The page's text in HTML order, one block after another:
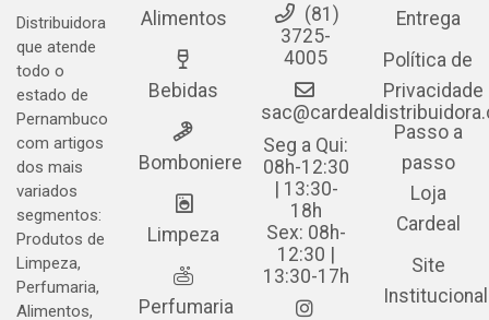
Distribuidora
que atende
todo o
estado de
Pernambuco
com artigos
dos mais
variados
segmentos:
Produtos de
Limpeza,
Perfumaria,
Alimentos,
Alimentos
Bebidas
Bomboniere
Limpeza
Perfumaria
(81)
3725-
4005
Seg a Qui:
08h-12:30
| 13:30-
18h
Sex: 08h-
12:30 |
13:30-17h
Entrega
Política de
Privacidade
Passo a
passo
Loja
Cardeal
Site
Institucional